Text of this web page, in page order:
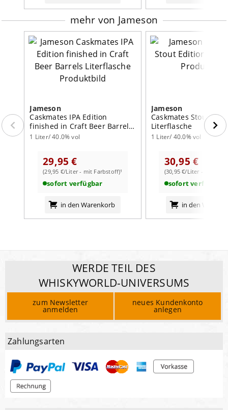
mehr von Jameson
Jameson
Caskmates IPA Edition
finished in Craft Beer Barrels
Literflasche
1 Liter/ 40.0% vol
29,95 €
(29,95 €/Liter - mit Farbstoff)¹
sofort verfügbar
in den Warenkorb
Jameson
Caskmates Stout
Literflasche
1 Liter/ 40.0% vol
30,95 €
(30,95 €/Liter - mit
sofort verfügbar
in den
WERDE TEIL DES
WHISKYWORLD-UNIVERSUMS
zum Newsletter
anmelden
neues Kundenkonto
anlegen
Zahlungsarten